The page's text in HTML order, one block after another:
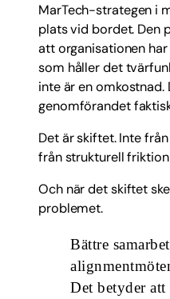
MarTech-strategen i
plats vid bordet. Den
att organisationen
som håller det
inte är en omkostnad.
genomförandet
Det är skiftet. Inte
från strukturell
Och när det skiftet
problemet.
Bättre
Det betyder att